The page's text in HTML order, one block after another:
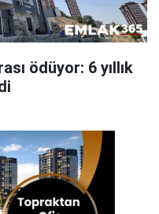
ödüyor: 6 yıllık